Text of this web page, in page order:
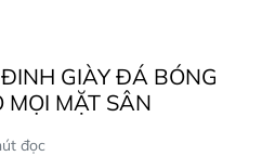
GIÀY ĐÁ BÓNG
MỌI MẶT SÂN
đọc